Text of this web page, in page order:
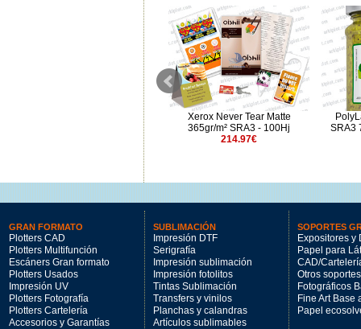
Xerox Never Tear Matte
365gr/m² SRA3 - 100Hj
214.97€
SRA3
GRAN FORMATO
Plotters CAD
Plotters Multifunción
Escáners Gran formato
Plotters Usados
Impresión UV
Plotters Fotografía
Plotters Cartelería
Accesorios y Garantías
SUBLIMACIÓN
Impresión DTF
Serigrafía
Impresión sublimación
Impresión fotolitos
Tintas Sublimación
Transfers y vinilos
Planchas y calandras
Artículos sublimables
SOPORTES
Expositores y
Papel para
CAD/
Otros soportes
Fotográficos
Fine Art Base
Papel